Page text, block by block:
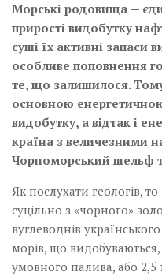
Морські родовища —
прирості видобутку
суші їх активні запаси
особливе поповнення
те, що залишилося.
основною
видобутку, а відтак і
країна з величезними
Чорноморський шельф
Як послухати геологів,
суцільно з «чорного»
вуглеводнів
морів, що
умовного палива, або 2,5